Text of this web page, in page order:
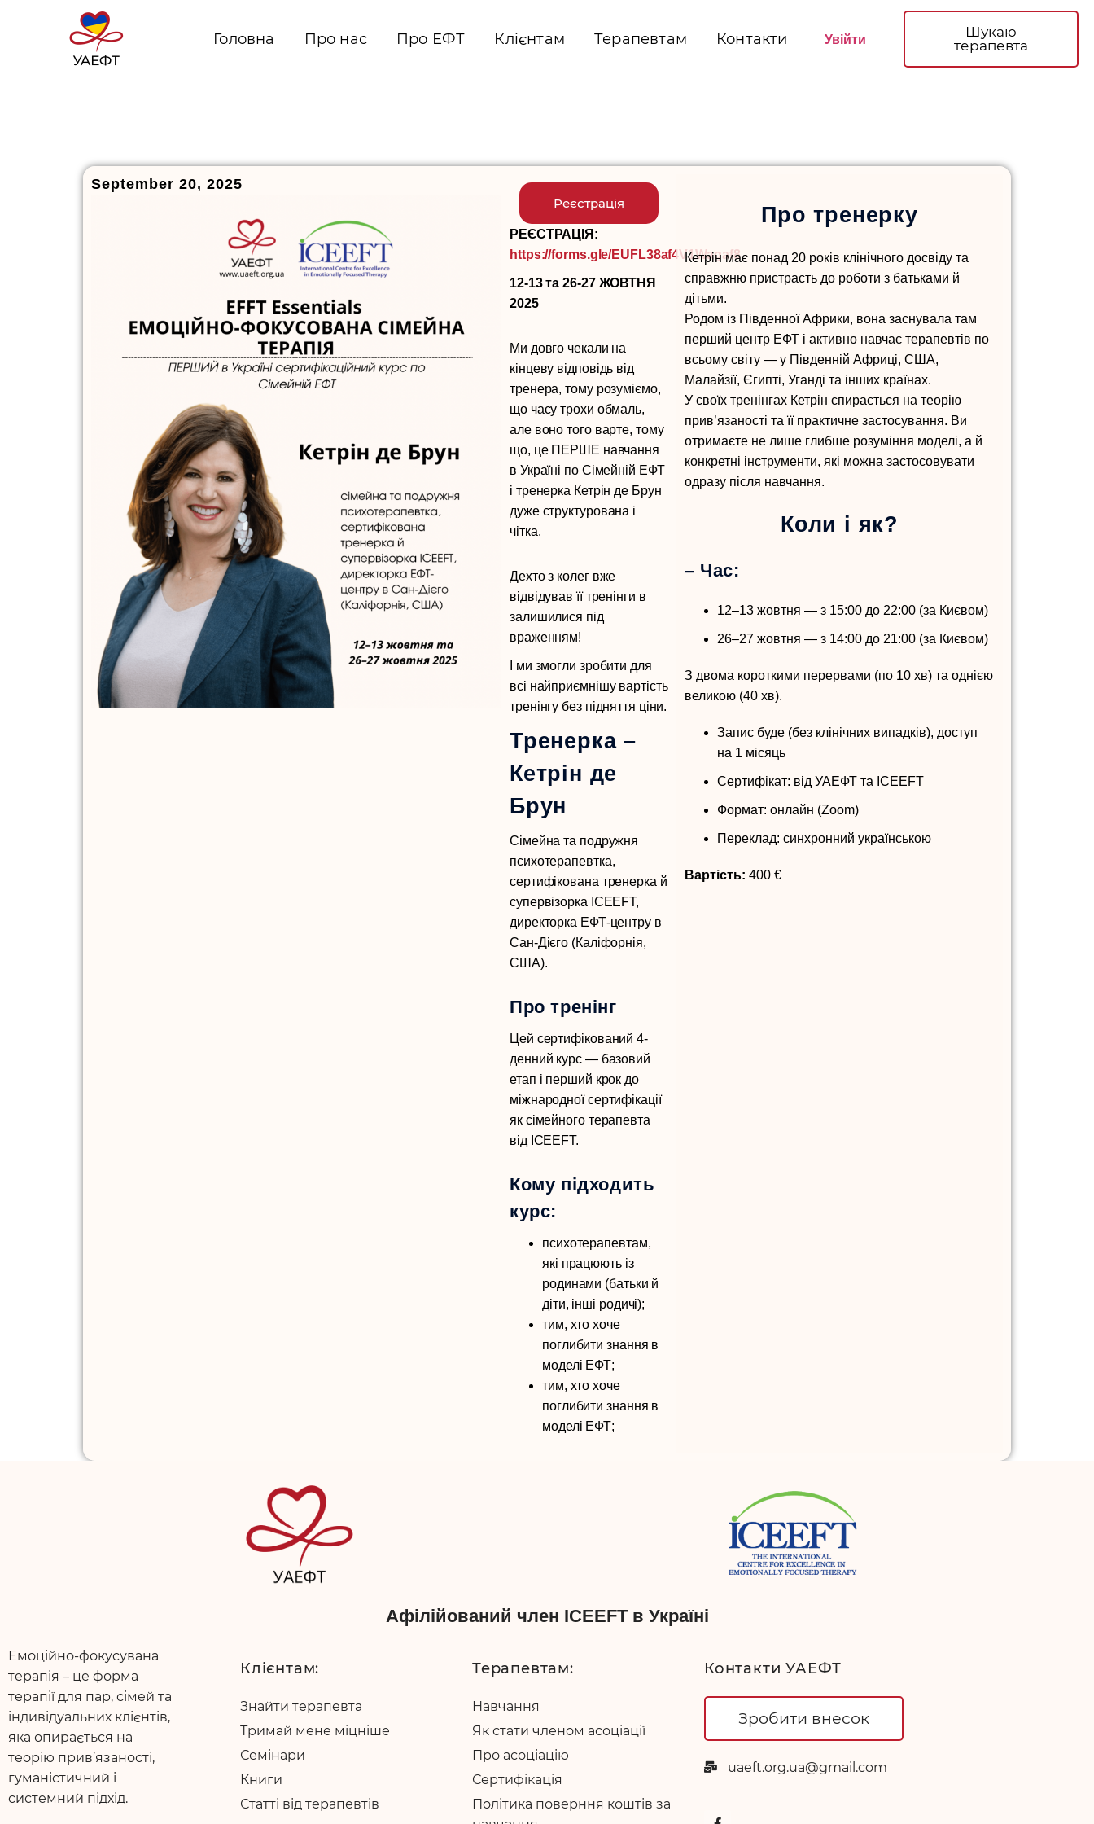
Головна Про нас Про ЕФТ Клієнтам Терапевтам Контакти Увійти
Шукаю
терапевта
September 20, 2025
Реєстрація
РЕЄСТРАЦІЯ:
https://forms.gle/EUFL38af4V1Wagaf8
12-13 та 26-27 ЖОВТНЯ
2025
Ми довго чекали на
кінцеву відповідь від
тренера, тому розуміємо,
що часу трохи обмаль,
але воно того варте, тому
що, це ПЕРШЕ навчання
в Україні по Сімейній ЕФТ
і тренерка Кетрін де Брун
дуже структурована і
чітка.
Дехто з колег вже
відвідував її тренінги в
залишилися під
враженням!
І ми змогли зробити для
всі найприємнішу вартість
тренінгу без підняття ціни.
Тренерка –
Кетрін де
Брун
Сімейна та подружня
психотерапевтка,
сертифікована тренерка й
супервізорка ICEEFT,
директорка ЕФТ-центру в
Сан-Дієго (Каліфорнія,
США).
Про тренінг
Цей сертифікований 4-
денний курс — базовий
етап і перший крок до
міжнародної сертифікації
як сімейного терапевта
від ICEEFT.
Кому підходить
курс:
психотерапевтам,
які працюють із
родинами (батьки й
діти, інші родичі);
тим, хто хоче
поглибити знання в
моделі ЕФТ;
тим, хто хоче
поглибити знання в
моделі ЕФТ;
Про тренерку
Кетрін має понад 20 років клінічного досвіду та
справжню пристрасть до роботи з батьками й
дітьми.
Родом із Південної Африки, вона заснувала там
перший центр ЕФТ і активно навчає терапевтів по
всьому світу — у Південній Африці, США,
Малайзії, Єгипті, Уганді та інших країнах.
У своїх тренінгах Кетрін спирається на теорію
прив’язаності та її практичне застосування. Ви
отримаєте не лише глибше розуміння моделі, а й
конкретні інструменти, які можна застосовувати
одразу після навчання.
Коли і як?
– Час:
12–13 жовтня — з 15:00 до 22:00 (за Києвом)
26–27 жовтня — з 14:00 до 21:00 (за Києвом)
З двома короткими перервами (по 10 хв) та однією
великою (40 хв).
Запис буде (без клінічних випадків), доступ
на 1 місяць
Сертифікат: від УАЕФТ та ICEEFT
Формат: онлайн (Zoom)
Переклад: синхронний українською
Вартість: 400 €
Афілійований член ICEEFT в Україні
Емоційно-фокусувана
терапія – це форма
терапії для пар, сімей та
індивідуальних клієнтів,
яка опирається на
теорію прив’язаності,
гуманістичний і
системний підхід.
Клієнтам:
Знайти терапевта
Тримай мене міцніше
Семінари
Книги
Статті від терапевтів
Терапевтам:
Навчання
Як стати членом асоціації
Про асоціацію
Сертифікація
Політика поверння коштів за
Контакти УАЕФТ
Зробити внесок
uaeft.org.ua@gmail.com